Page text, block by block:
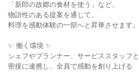
「新郎の故郷の食材を使う」など、
物語性のある提案を通じて、
料理を感動体験の一部へと昇華させます。
✨ 働く環境 ✨
シェフやプランナー、サービススタッフと
密接に連携し、全員で感動を創り上げる